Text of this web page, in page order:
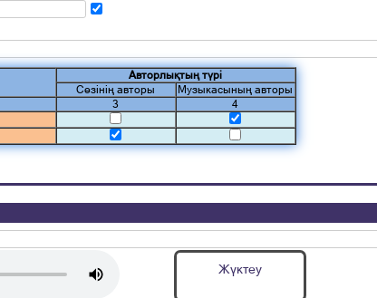
Авторлықтың түрі
Сөзінің авторы
Музыкасының авторы
3 4
Жүктеу